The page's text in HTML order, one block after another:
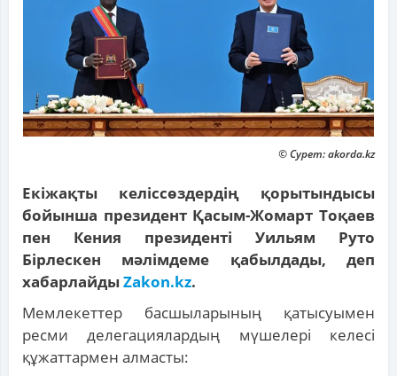
© Сурет: akorda.kz
Екіжақты келіссөздердің қорытындысы
бойынша президент Қасым-Жомарт Тоқаев
пен Кения президенті Уильям Руто
Бірлескен мәлімдеме қабылдады, деп
хабарлайдыZakon.kz.
Мемлекеттер басшыларының қатысуымен
ресми делегациялардың мүшелері келесі
құжаттармен алмасты: